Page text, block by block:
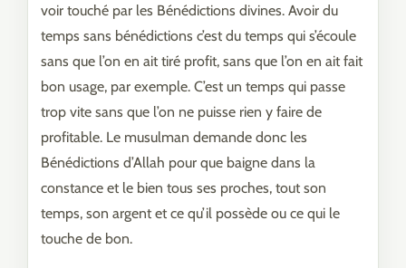
voir touché par les Bénédictions divines. Avoir du
temps sans bénédictions c’est du temps qui s’écoule
sans que l’on en ait tiré profit, sans que l’on en ait fait
bon usage, par exemple. C’est un temps qui passe
trop vite sans que l’on ne puisse rien y faire de
profitable. Le musulman demande donc les
Bénédictions d’Allah pour que baigne dans la
constance et le bien tous ses proches, tout son
temps, son argent et ce qu’il possède ou ce qui le
touche de bon.